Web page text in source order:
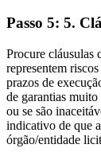
Passo 5: 5.
Procure cláusulas
representem
prazos de
de garantias muito
ou se são
indicativo de que
órgão/entidade